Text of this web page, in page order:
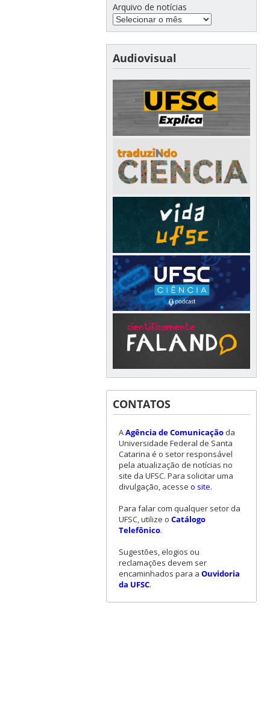
Arquivo de notícias
Audiovisual
CONTATOS
AAgência de Comunicaçãoda
Universidade Federal de Santa
Catarina é o setor responsável
pela atualização de notícias no
site da UFSC. Para solicitar uma
divulgação, acesse o site.
Para falar com qualquer setor da
UFSC, utilize o Catálogo
Telefônico.
Sugestões, elogios ou
reclamações devem ser
encaminhados para a Ouvidoria
da UFSC.